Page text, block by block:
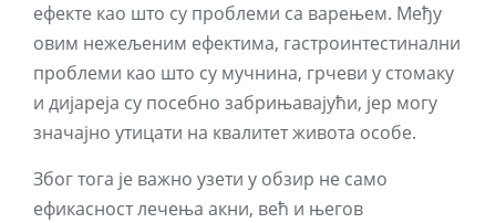
ефекте као што су проблеми са варењем. Међу
овим нежељеним ефектима, гастроинтестинални
проблеми као што су мучнина, грчеви у стомаку
и дијареја су посебно забрињавајући, јер могу
значајно утицати на квалитет живота особе.
Због тога је важно узети у обзир не само
ефикасност лечења акни, већ и његов